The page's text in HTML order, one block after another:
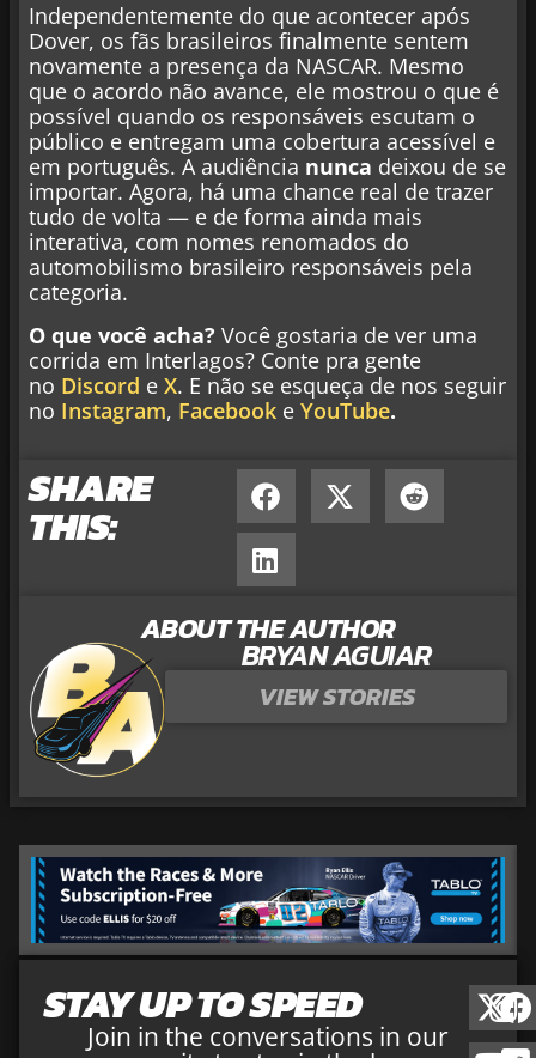
Independentemente do que acontecer após
Dover, os fãs brasileiros finalmente sentem
novamente a presença da NASCAR. Mesmo
que o acordo não avance, ele mostrou o que é
possível quando os responsáveis escutam o
público e entregam uma cobertura acessível e
em português. A audiência nunca deixou de se
importar. Agora, há uma chance real de trazer
tudo de volta — e de forma ainda mais
interativa, com nomes renomados do
automobilismo brasileiro responsáveis pela
categoria.
O que você acha? Você gostaria de ver uma
corrida em Interlagos? Conte pra gente
no Discord e X. E não se esqueça de nos seguir
no Instagram, Facebook e YouTube.
SHARE
THIS:
ABOUT THE AUTHOR
BRYAN AGUIAR
VIEW STORIES
STAY UP TO SPEED
Join in the conversations in our